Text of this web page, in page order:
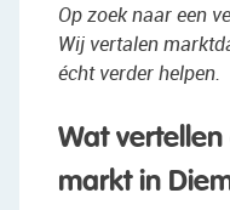
Op zoek naar een
Wij vertalen
écht verder helpen.
Wat
markt in